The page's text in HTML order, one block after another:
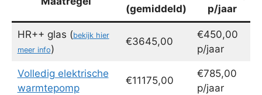
(gemiddeld)
p/jaar
HR++ glas (bekijk hier
meer info)
€3645,00
€450,00
p/jaar
Volledig elektrische
warmtepomp
€11175,00
€785,00
p/jaar